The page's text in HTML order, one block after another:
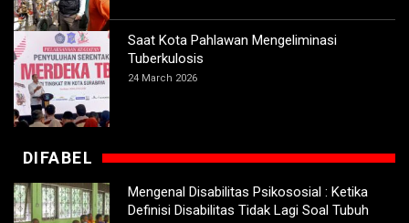
Saat Kota Pahlawan Mengeliminasi
Tuberkulosis
24 March 2026
DIFABEL
Mengenal Disabilitas Psikososial : Ketika
Definisi Disabilitas Tidak Lagi Soal Tubuh